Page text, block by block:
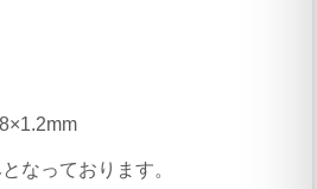
なっております。